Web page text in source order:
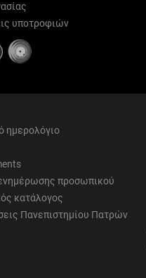
υποτροφιών
ημερολόγιο
προσωπικού
κατάλογος
Πανεπιστημίου Πατρών